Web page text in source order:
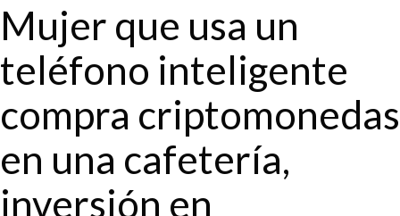
Mujer que usa un
teléfono inteligente
compra criptomonedas
en una cafetería,
inversión en